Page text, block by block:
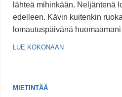
lähteä mihinkään. Neljäntenä
edelleen. Kävin kuitenkin
lomautuspäivänä
LUE KOKONAAN
MIETINTÄÄ